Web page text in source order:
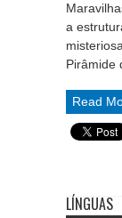
a
Pirâmide
Read
LÍNGUAS